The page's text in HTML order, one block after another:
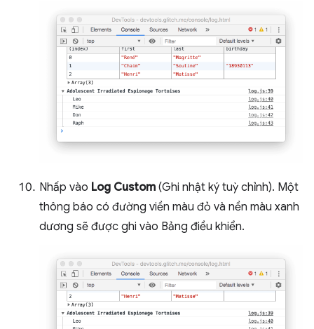
Nhấp vào Log Custom (Ghi nhật ký tuỳ chỉnh). Một
thông báo có đường viền màu đỏ và nền màu xanh
dương sẽ được ghi vào Bảng điều khiển.